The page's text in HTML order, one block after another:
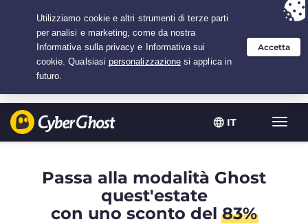
IT
L'offerta migliore per 2.1666666666667 anni a $
Passa alla modalità Ghost
quest'estate
con uno sconto del83%